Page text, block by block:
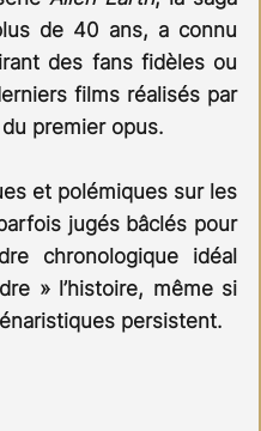
de 40 ans, a connu
des fans fidèles ou
films réalisés par
premier opus.
et polémiques sur les
jugés bâclés pour
chronologique idéal
» l’histoire, même si
persistent.